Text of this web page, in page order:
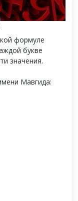
формуле
букве
значения.
Мавгида: